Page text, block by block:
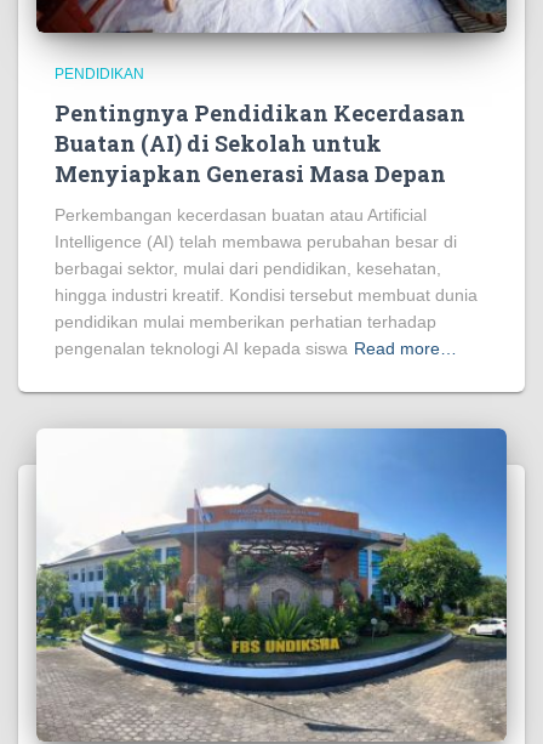
PENDIDIKAN
Pentingnya Pendidikan Kecerdasan
Buatan (AI) di Sekolah untuk
Menyiapkan Generasi Masa Depan
Perkembangan kecerdasan buatan atau Artificial
Intelligence (AI) telah membawa perubahan besar di
berbagai sektor, mulai dari pendidikan, kesehatan,
hingga industri kreatif. Kondisi tersebut membuat dunia
pendidikan mulai memberikan perhatian terhadap
pengenalan teknologi AI kepada siswa Read more…